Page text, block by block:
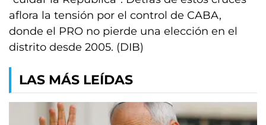
aflora la tensión por el control de CABA,
donde el PRO no pierde una elección en el
distrito desde 2005. (DIB)
LAS MÁS LEÍDAS